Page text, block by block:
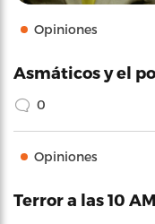
Opiniones
Asmáticos y el
0
Opiniones
Terror a las 10 AM